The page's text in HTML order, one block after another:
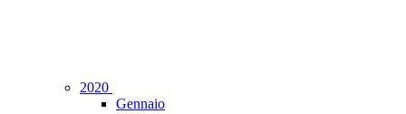
2020
Gennaio